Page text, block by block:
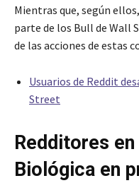
Mientras que, según
parte de los Bull de Wall
de las acciones de estas
Usuarios de Reddit
Street
Redditores en
Biológica en